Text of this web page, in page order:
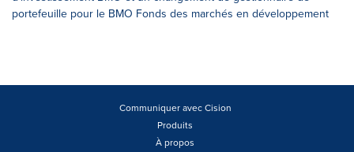
portefeuille pour le BMO Fonds des marchés en développement
Communiquer avec Cision
Produits
À propos